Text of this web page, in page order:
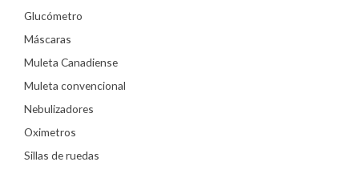
Glucómetro
Máscaras
Muleta Canadiense
Muleta convencional
Nebulizadores
Oximetros
Sillas de ruedas